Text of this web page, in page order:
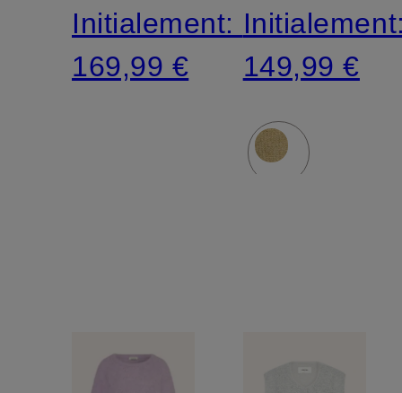
Initialement:
169,99 €
149,99 €